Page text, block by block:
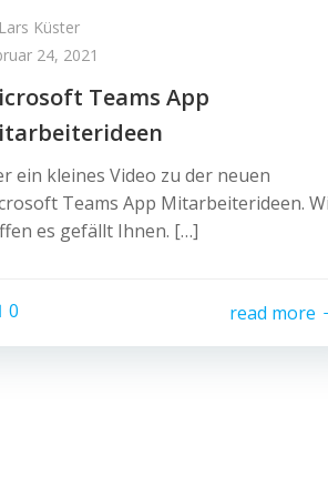
Lars Küster
24, 2021
Teams App
ein kleines Video zu der neuen
Teams App Mitarbeiterideen.
es gefällt Ihnen. […]
0 read more